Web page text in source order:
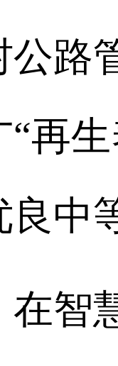
公路
“再
良中
慧